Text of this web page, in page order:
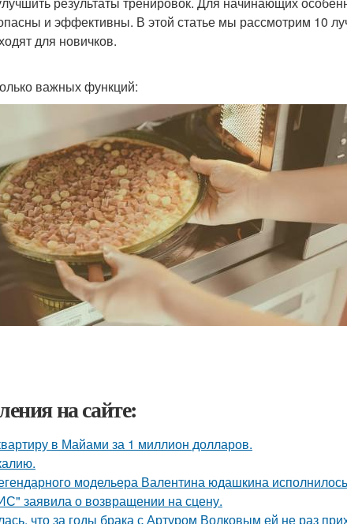
и эффективны. В этой статье мы рассмотрим 10
для новичков.
важных функций:
на сайте:
в Майами за 1 миллион долларов.
модельера Валентина юдашкина
заявила о возвращении на сцену.
что за годы брака с Артуром Волковым ей не раз